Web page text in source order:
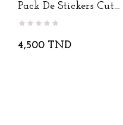
Pack De Stickers Cute
Animals
4,500 TND